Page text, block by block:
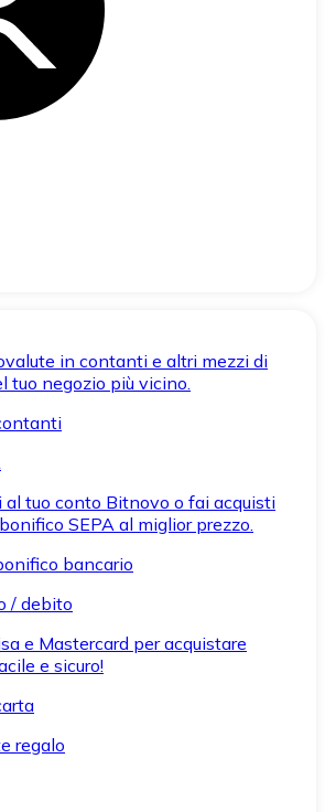
in contanti e altri mezzi di
tuo negozio più vicino.
tuo conto Bitnovo o fai acquisti
SEPA al miglior prezzo.
bancario
/ debito
e Mastercard per acquistare
e sicuro!
regalo